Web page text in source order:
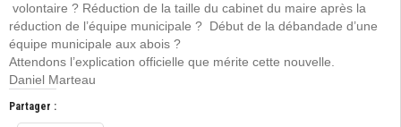
volontaire ? Réduction de la taille du cabinet du maire après la
réduction de l’équipe municipale ? Début de la débandade d’une
équipe municipale aux abois ?
Attendons l’explication officielle que mérite cette nouvelle.
Daniel Marteau
Partager :